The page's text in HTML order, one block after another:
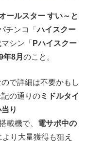
ールスター すい～と
チンコ「ハイスクー
シン「 Pハイスクー
年8月 のこと。
で詳細は不要かもし
の通りのミドルタイ
り
載機で、 電サポ中の
り大量獲得も狙え